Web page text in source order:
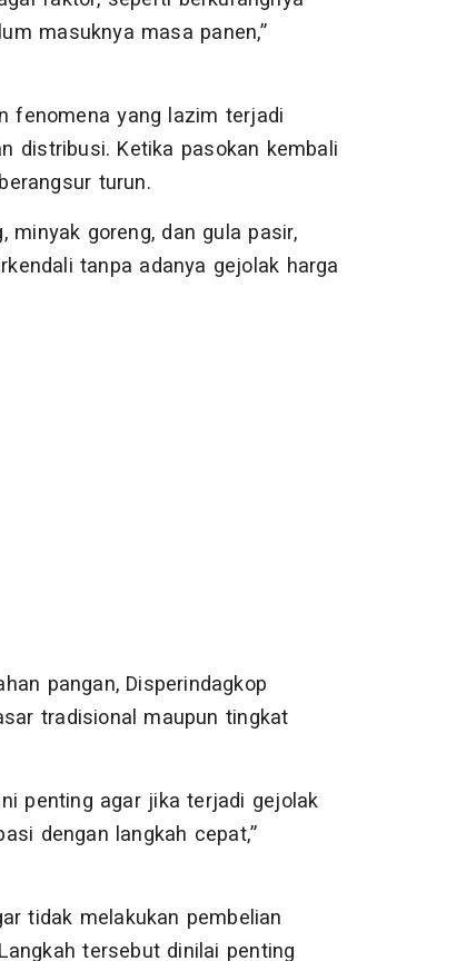
masuknya masa panen,”
fenomena yang lazim terjadi
distribusi. Ketika pasokan kembali
turun.
goreng, dan gula pasir,
tanpa adanya gejolak harga
pangan, Disperindagkop
tradisional maupun tingkat
penting agar jika terjadi gejolak
dengan langkah cepat,”
tidak melakukan pembelian
tersebut dinilai penting